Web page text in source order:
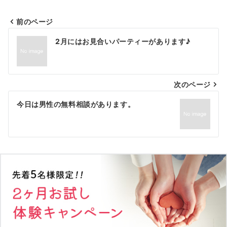
投
ナ
ビ
ゲ
シ
ョ
ン
前のページ
2月にはお見合いパーティーがあります♪
次のページ
今日は男性の無料相談があります。